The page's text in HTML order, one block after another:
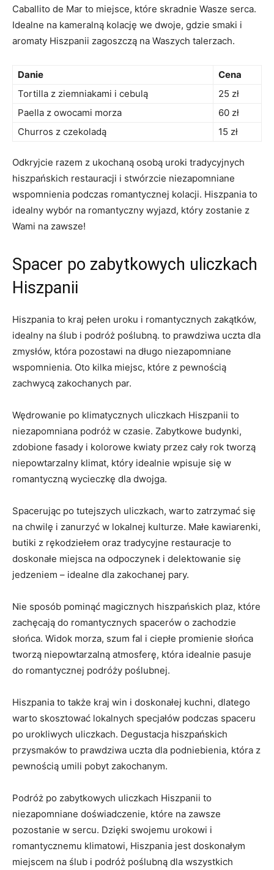
Caballito de⁤ Mar to ‌miejsce, które skradnie Wasze serca.
Idealne na kameralną kolację ‍we dwoje, gdzie ⁣smaki i
⁤aromaty Hiszpanii zagoszczą ⁤na Waszych talerzach.
Danie
Cena
Tortilla z ziemniakami‌ i ‌cebulą
25 zł
Paella z⁤ owocami morza
60 ‍zł
Churros z czekoladą
15 zł
Odkryjcie razem z ukochaną osobą uroki tradycyjnych
hiszpańskich restauracji ⁢i stwórzcie niezapomniane
wspomnienia podczas romantycznej kolacji.‌ Hiszpania to
‌idealny wybór na romantyczny wyjazd,⁢ który zostanie ‍z
‍Wami⁢ na zawsze!
Spacer po zabytkowych​ uliczkach
Hiszpanii
Hiszpania to ‍kraj ⁤pełen uroku i romantycznych zakątków,
idealny na ślub i podróż poślubną. to prawdziwa uczta dla
zmysłów, która​ pozostawi⁣ na długo niezapomniane
wspomnienia. ⁤Oto kilka‍ miejsc, które​ z pewnością
zachwycą zakochanych par.
Wędrowanie po klimatycznych uliczkach Hiszpanii to
niezapomniana podróż w⁣ czasie. ​Zabytkowe budynki,
⁤zdobione‍ fasady i kolorowe⁤ kwiaty przez⁢ cały rok tworzą
niepowtarzalny klimat, który‍ idealnie wpisuje się w
romantyczną wycieczkę⁣ dla dwojga.
Spacerując po tutejszych uliczkach, ​warto ‍zatrzymać się
na chwilę i‌ zanurzyć w lokalnej ‍kulturze. Małe kawiarenki,
butiki z ​rękodziełem oraz tradycyjne ⁣restauracje to
doskonałe⁣ miejsca na odpoczynek i delektowanie ⁢się
jedzeniem – idealne dla zakochanej pary.
Nie sposób pominąć magicznych hiszpańskich plaz,⁤ które
zachęcają do ‌romantycznych spacerów ⁢o zachodzie
słońca. Widok ⁣morza,⁢ szum fal ​i ciepłe ‌promienie słońca
tworzą niepowtarzalną atmosferę, która idealnie⁣ pasuje
do romantycznej podróży poślubnej.
Hiszpania to także ⁢kraj win i doskonałej kuchni, dlatego
warto skosztować lokalnych specjałów podczas spaceru
po ⁣urokliwych uliczkach. Degustacja hiszpańskich
przysmaków to prawdziwa⁣ uczta dla‌ podniebienia, która z
pewnością​ umili pobyt zakochanym.
Podróż po ⁣zabytkowych uliczkach Hiszpanii ⁤to
niezapomniane doświadczenie, ⁣które na‍ zawsze
⁢pozostanie ‌w sercu. Dzięki swojemu urokowi i
romantycznemu ⁤klimatowi, Hiszpania jest ⁢doskonałym
miejscem na ślub ‍i podróż poślubną dla wszystkich